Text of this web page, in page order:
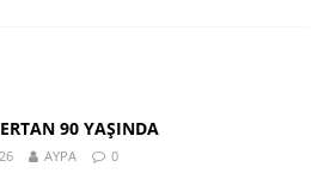
90 YAŞINDA
AYPA 0